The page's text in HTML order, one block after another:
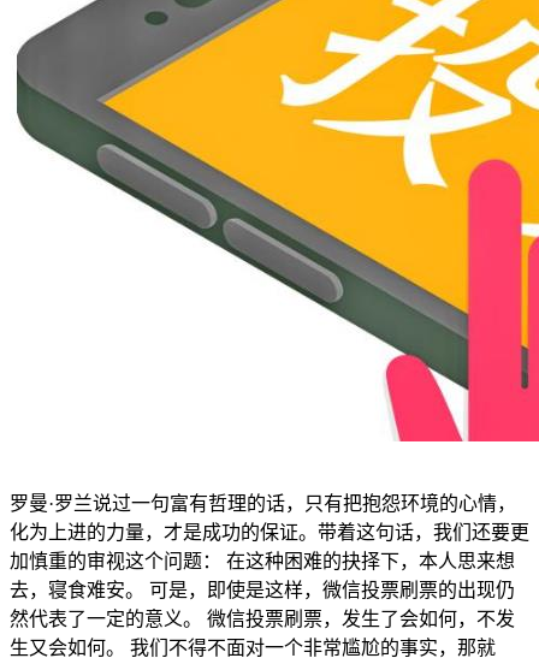
罗曼·罗兰说过一句富有哲理的话，只有把抱怨环境的心情，
化为上进的力量，才是成功的保证。带着这句话，我们还要更
加慎重的审视这个问题： 在这种困难的抉择下，本人思来想
去，寝食难安。 可是，即使是这样，微信投票刷票的出现仍
然代表了一定的意义。 微信投票刷票，发生了会如何，不发
生又会如何。 我们不得不面对一个非常尴尬的事实，那就